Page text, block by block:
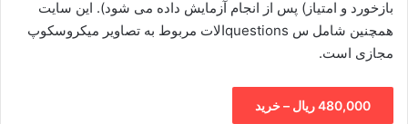
بازخورد و امتیاز) پس از انجام آزمایش داده می شود). این سایت
همچنین شامل س questionsالات مربوط به تصاویر میکروسکوپ
مجازی است.
480,000 ریال – خرید